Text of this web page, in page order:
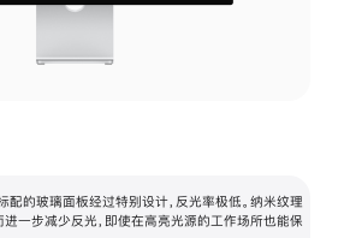
配的玻璃面板经过特别设计，反光率极低。纳米纹理
进一步减少反光，即使在高亮光源的工作场所也能保